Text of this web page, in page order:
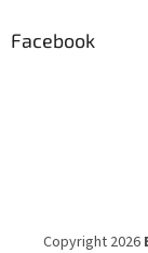
Facebook
Copyright 2026